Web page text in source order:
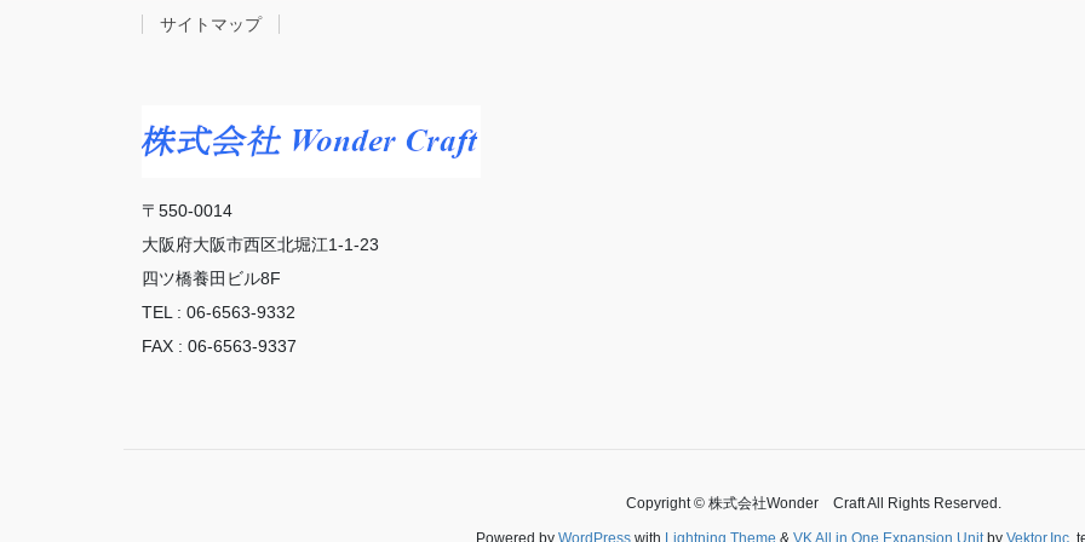
サイトマップ
〒550-0014
大阪府大阪市西区北堀江1-1-23
四ツ橋養田ビル8F
TEL : 06-6563-9332
FAX : 06-6563-9337
Copyright © 株式会社Wonder Craft All Rights Reserved.
Powered by WordPress with Lightning Theme & VK All in One Expansion Unit by Vektor,Inc.